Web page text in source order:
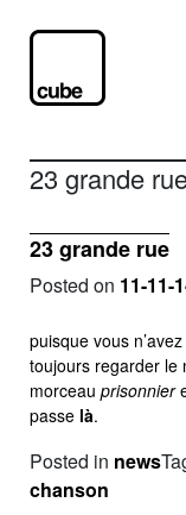
23 grande
23 grande rue
Posted on 11-11-
puisque vous
toujours regarder le
morceau prisonnier
passe là.
Posted in news
chanson